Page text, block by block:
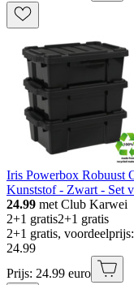
Iris Powerbox Robuust
Kunststof - Zwart - Set
24.99 met Club Karwei
2+1 gratis2+1 gratis
2+1 gratis,
24.99
Prijs: 24.99 euro